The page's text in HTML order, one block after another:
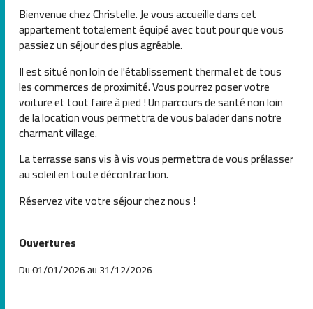
Bienvenue chez Christelle. Je vous accueille dans cet
appartement totalement équipé avec tout pour que vous
passiez un séjour des plus agréable.
Il est situé non loin de l'établissement thermal et de tous
les commerces de proximité. Vous pourrez poser votre
voiture et tout faire à pied ! Un parcours de santé non loin
de la location vous permettra de vous balader dans notre
charmant village.
La terrasse sans vis à vis vous permettra de vous prélasser
au soleil en toute décontraction.
Réservez vite votre séjour chez nous !
Ouvertures
Du 01/01/2026 au 31/12/2026